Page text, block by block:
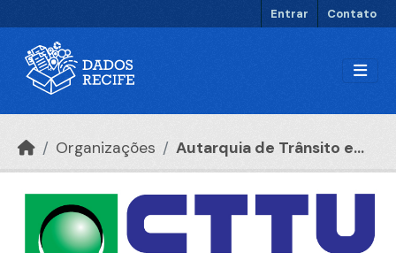
Entrar Contato
Organizações Autarquia de Trânsito e...